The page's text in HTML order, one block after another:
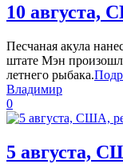
10 августа,
Песчаная акула
штате Мэн
летнего рыбака.
Владимир
0
5 августа,